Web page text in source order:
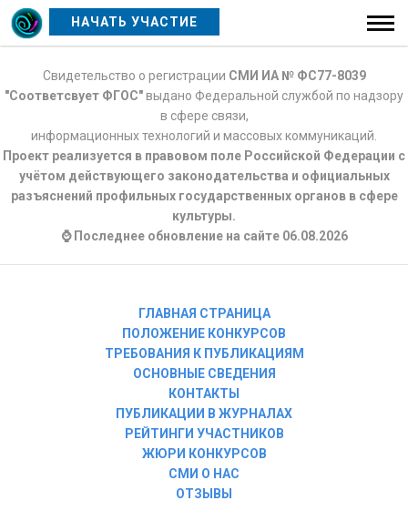
НАЧАТЬ УЧАСТИЕ
Свидетельство о регистрации СМИ ИА № ФС77-8039
"Соответсвует ФГОС"выдано Федеральной службой по надзору
в сфере связи,
информационных технологий и массовых коммуникаций.
Проект реализуется в правовом поле Российской Федерации с
учётом действующего законодательства и официальных
разъяснений профильных государственных органов в сфере
культуры.
⌚ Последнее обновление на сайте 06.08.2026
ГЛАВНАЯ СТРАНИЦА
ПОЛОЖЕНИЕ КОНКУРСОВ
ТРЕБОВАНИЯ К ПУБЛИКАЦИЯМ
ОСНОВНЫЕ СВЕДЕНИЯ
КОНТАКТЫ
ПУБЛИКАЦИИ В ЖУРНАЛАХ
РЕЙТИНГИ УЧАСТНИКОВ
ЖЮРИ КОНКУРСОВ
СМИ О НАС
ОТЗЫВЫ